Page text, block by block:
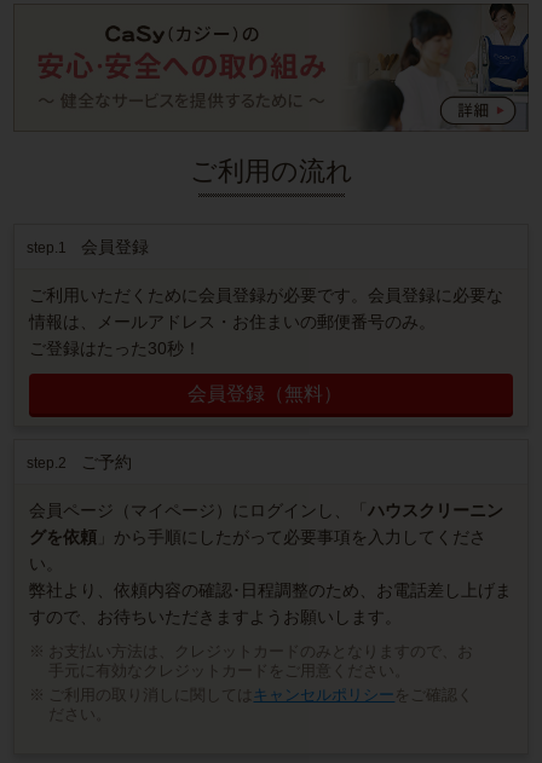
ご利用の流れ
step.1 会員登録
ご利用いただくために会員登録が必要です。会員登録に必要な
情報は、メールアドレス・お住まいの郵便番号のみ。
ご登録はたった30秒！
会員登録（無料）
step.2 ご予約
会員ページ（マイページ）にログインし、「ハウスクリーニン
グを依頼 」から手順にしたがって必要事項を入力してくださ
い。
弊社より、依頼内容の確認･日程調整のため、お電話差し上げま
すので、お待ちいただきますようお願いします。
お支払い方法は、クレジットカードのみとなりますので、お
手元に有効なクレジットカードをご用意ください。
ご利用の取り消しに関しては キャンセルポリシー をご確認く
ださい。